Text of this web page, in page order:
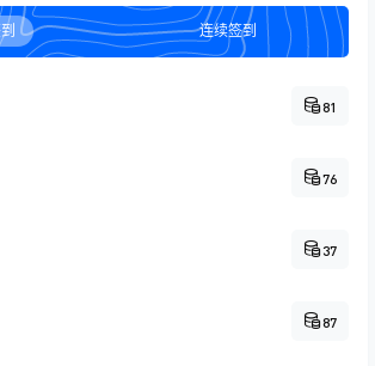
连续签到
81
76
37
87